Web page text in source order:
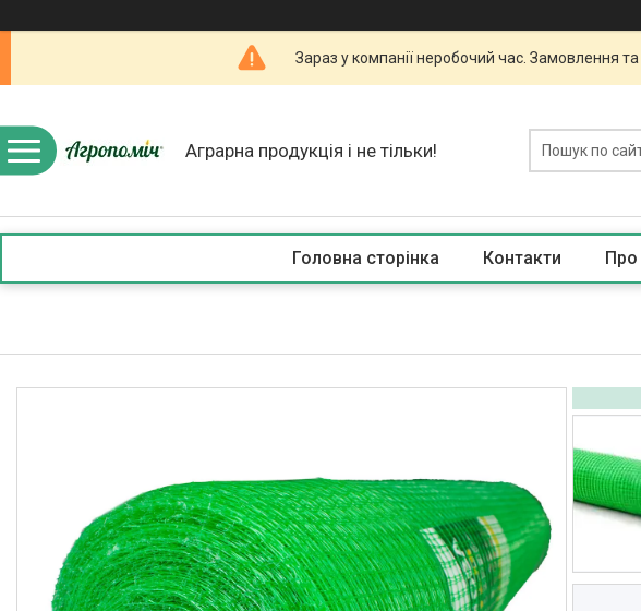
Зараз у компанії неробочий час. Замовлення
Аграрна продукція і не тільки!
Головна сторінка Контакти Про